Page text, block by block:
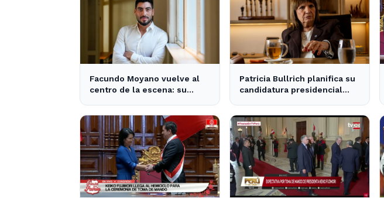
Facundo Moyano vuelve al
centro de la escena: su
Patricia Bullrich planifica su
candidatura presidencial